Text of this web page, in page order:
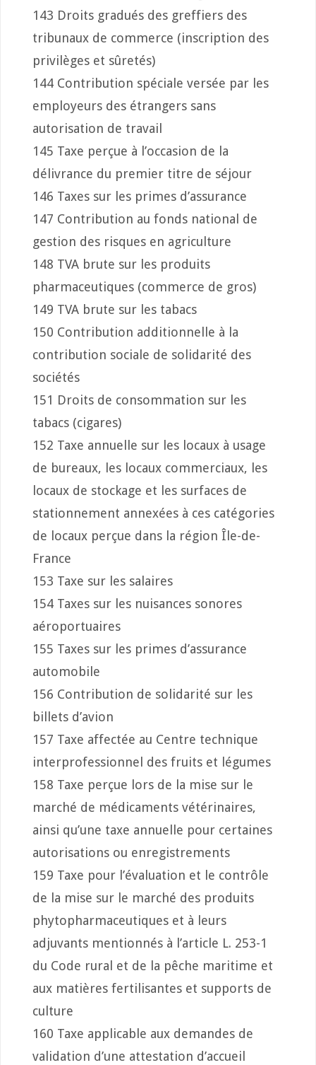
143 Droits gradués des greffiers des
tribunaux de commerce (inscription des
privilèges et sûretés)
144 Contribution spéciale versée par les
employeurs des étrangers sans
autorisation de travail
145 Taxe perçue à l’occasion de la
délivrance du premier titre de séjour
146 Taxes sur les primes d’assurance
147 Contribution au fonds national de
gestion des risques en agriculture
148 TVA brute sur les produits
pharmaceutiques (commerce de gros)
149 TVA brute sur les tabacs
150 Contribution additionnelle à la
contribution sociale de solidarité des
sociétés
151 Droits de consommation sur les
tabacs (cigares)
152 Taxe annuelle sur les locaux à usage
de bureaux, les locaux commerciaux, les
locaux de stockage et les surfaces de
stationnement annexées à ces catégories
de locaux perçue dans la région Île-de-
France
153 Taxe sur les salaires
154 Taxes sur les nuisances sonores
aéroportuaires
155 Taxes sur les primes d’assurance
automobile
156 Contribution de solidarité sur les
billets d’avion
157 Taxe affectée au Centre technique
interprofessionnel des fruits et légumes
158 Taxe perçue lors de la mise sur le
marché de médicaments vétérinaires,
ainsi qu’une taxe annuelle pour certaines
autorisations ou enregistrements
159 Taxe pour l’évaluation et le contrôle
de la mise sur le marché des produits
phytopharmaceutiques et à leurs
adjuvants mentionnés à l’article L. 253-1
du Code rural et de la pêche maritime et
aux matières fertilisantes et supports de
culture
160 Taxe applicable aux demandes de
validation d’une attestation d’accueil